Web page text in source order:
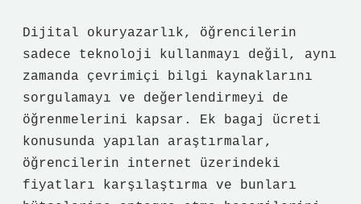
Dijital okuryazarlık, öğrencilerin
sadece teknoloji kullanmayı değil, aynı
zamanda çevrimiçi bilgi kaynaklarını
sorgulamayı ve değerlendirmeyi de
öğrenmelerini kapsar. Ek bagaj ücreti
konusunda yapılan araştırmalar,
öğrencilerin internet üzerindeki
fiyatları karşılaştırma ve bunları